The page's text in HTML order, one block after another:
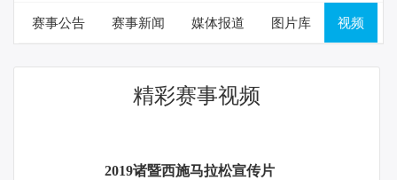
赛事公告 赛事新闻 媒体报道 图片库 视频
精彩赛事视频
2019诸暨西施马拉松宣传片